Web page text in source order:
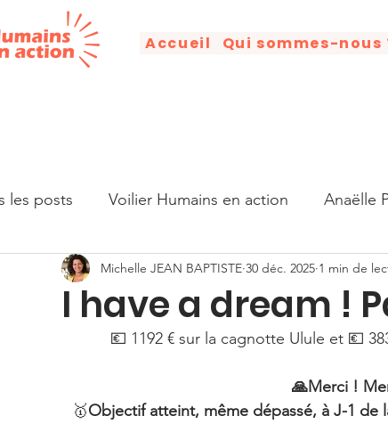
Accueil Qui sommes-nous
les posts Voilier Humains en action Anaëlle
Droits humains Alphabétisation Humains en
Discours Luther King Livre
Rencontres Journée internationale I have a
I have a dream !
Michelle JEAN BAPTISTE 30 déc. 2025 1 min de
💶 1192 € sur la cagnotte Ulule et 💶
🙏Merci !
🥇Objectif atteint, même dépassé, à J-1